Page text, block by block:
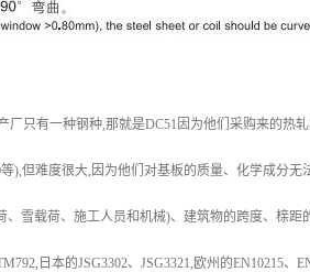
只有一种钢种,那就是DC51因为他们采购来的热
),但难度很大,因为他们对基板的质量、化学成分
雪载荷、施工人员和机械)、建筑物的跨度、榇
日本的JSG3302、JSG3321,欧州的EN10215、